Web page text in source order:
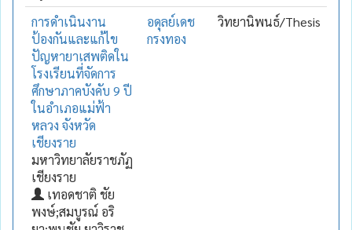
การดำเนินงาน
ป้องกันและแก้ไข
ปัญหายาเสพติดใน
โรงเรียนที่จัดการ
ศึกษาภาคบังคับ 9 ปี
ในอำเภอแม่ฟ้า
หลวง จังหวัด
เชียงราย
มหาวิทยาลัยราชภัฏ
เชียงราย
เทอดชาติ ชัย
พงษ์;สมบูรณ์ อริ
อดุลย์เดช
กรงทอง
วิทยานิพนธ์/Thesis